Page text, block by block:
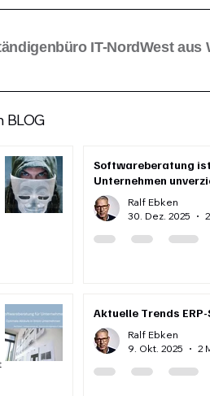
IT-NordWest aus
BLOG
Softwareberatung
Unternehmen
Ralf Ebken
30. Dez. 2025
Aktuelle Trends
Ralf Ebken
9. Okt. 2025
2